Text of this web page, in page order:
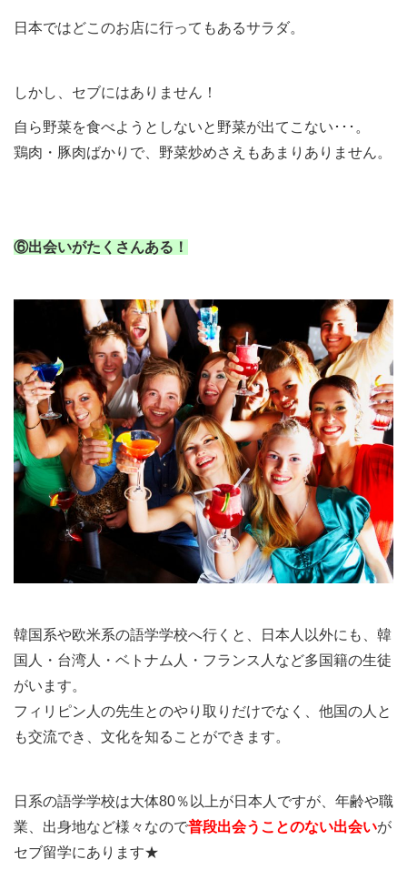
日本ではどこのお店に行ってもあるサラダ。
しかし、セブにはありません！
自ら野菜を食べようとしないと野菜が出てこない･･･。
鶏肉・豚肉ばかりで、野菜炒めさえもあまりありません。
⑥出会いがたくさんある！
韓国系や欧米系の語学学校へ行くと、日本人以外にも、韓
国人・台湾人・ベトナム人・フランス人など多国籍の生徒
がいます。
フィリピン人の先生とのやり取りだけでなく、他国の人と
も交流でき、文化を知ることができます。
日系の語学学校は大体80％以上が日本人ですが、年齢や職
業、出身地など様々なので普段出会うことのない出会いが
セブ留学にあります★